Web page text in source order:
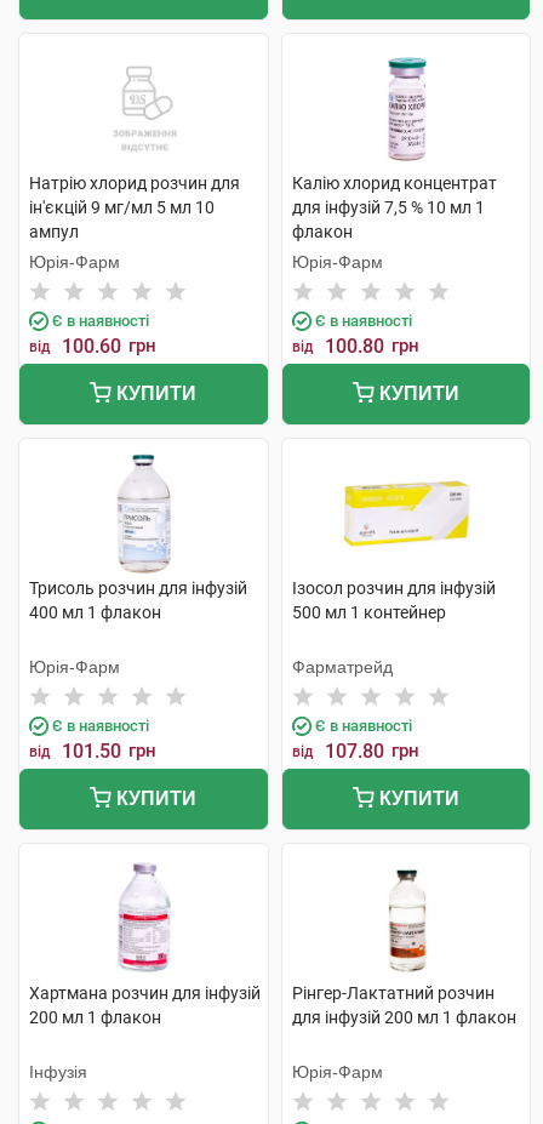
Натрію хлорид розчин для
ін'єкцій 9 мг/мл 5 мл 10
ампул
Юрія-Фарм
Є в наявності
від 100.60 грн
КУПИТИ
Калію хлорид концентрат
для інфузій 7,5 % 10 мл 1
флакон
Юрія-Фарм
Є в наявності
від 100.80 грн
КУПИТИ
Трисоль розчин для інфузій
400 мл 1 флакон
Юрія-Фарм
Є в наявності
від 101.50 грн
КУПИТИ
Ізосол розчин для інфузій
500 мл 1 контейнер
Фарматрейд
Є в наявності
від 107.80 грн
КУПИТИ
Хартмана розчин для інфузій
200 мл 1 флакон
Інфузія
Рінгер-Лактатний розчин
для інфузій 200 мл 1 флакон
Юрія-Фарм